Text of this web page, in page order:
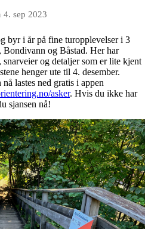
4. sep 2023
byr i år på fine turopplevelser i 3
og Båstad. Her har
og detaljer som er lite kjent
henger ute til 4. desember.
lastes ned gratis i appen
asker. Hvis du ikke har
sjansen nå!